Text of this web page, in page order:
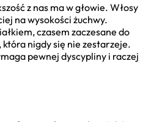
z nas ma w głowie. Włosy
na wysokości żuchwy.
czasem zaczesane do
która nigdy się nie zestarzeje.
pewnej dyscypliny i raczej